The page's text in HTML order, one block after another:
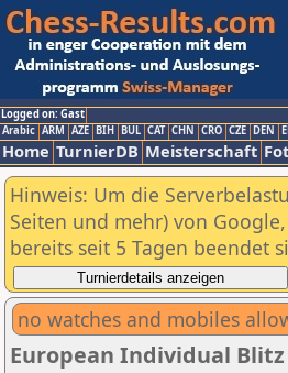
Logged on: Gast
Arabic ARM AZE BIH BUL CAT CHN CRO CZE DEN
Home TurnierDB Meisterschaft
Hinweis: Um die
Seiten und mehr) von
bereits seit 5 Tagen beendet
no watches and mobiles
European Individual Blitz